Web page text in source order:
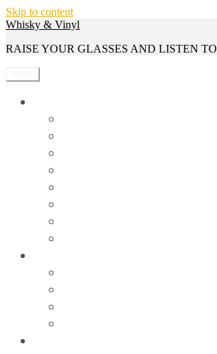
Skip to content
Whisky & Vinyl
RAISE YOUR GLASSES AND LISTEN